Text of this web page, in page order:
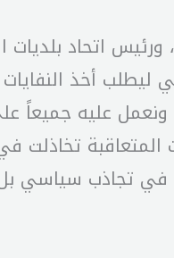
اتحاد بلديات
ليطلب أخذ
ونعمل عليه جميعاً
تخاذلت
في تجاذب سياسي